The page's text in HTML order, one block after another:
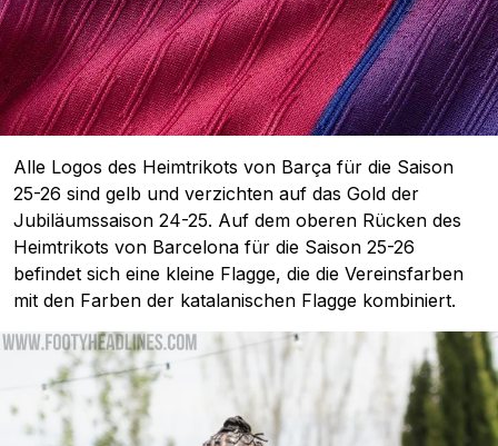
Alle Logos des Heimtrikots von Barça für die Saison
25-26 sind gelb und verzichten auf das Gold der
Jubiläumssaison 24-25. Auf dem oberen Rücken des
Heimtrikots von Barcelona für die Saison 25-26
befindet sich eine kleine Flagge, die die Vereinsfarben
mit den Farben der katalanischen Flagge kombiniert.